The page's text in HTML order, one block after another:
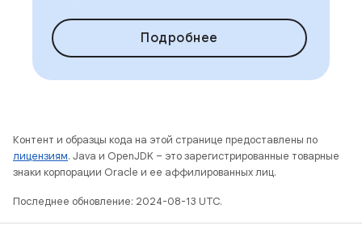
Подробнее
Контент и образцы кода на этой странице предоставлены по
лицензиям. Java и OpenJDK – это зарегистрированные товарные
знаки корпорации Oracle и ее аффилированных лиц.
Последнее обновление: 2024-08-13 UTC.